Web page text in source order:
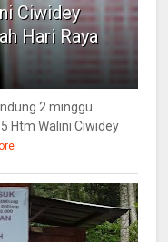
Ciwidey
Hari Raya
2 minggu
Htm Walini Ciwidey